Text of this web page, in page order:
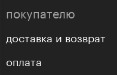
покупателю
доставка и возврат
оплата